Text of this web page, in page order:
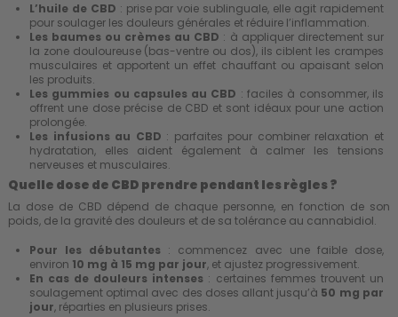
L’huile de CBD : prise par voie sublinguale, elle agit rapidement
pour soulager les douleurs générales et réduire l’inflammation.
Les baumes ou crèmes au CBD : à appliquer directement sur
la zone douloureuse (bas-ventre ou dos), ils ciblent les crampes
musculaires et apportent un effet chauffant ou apaisant selon
les produits.
Les gummies ou capsules au CBD : faciles à consommer, ils
offrent une dose précise de CBD et sont idéaux pour une action
prolongée.
Les infusions au CBD : parfaites pour combiner relaxation et
hydratation, elles aident également à calmer les tensions
nerveuses et musculaires.
Quelle dose de CBD prendre pendant les règles ?
La dose de CBD dépend de chaque personne, en fonction de son
poids, de la gravité des douleurs et de sa tolérance au cannabidiol.
Pour les débutantes : commencez avec une faible dose,
environ 10 mg à 15 mg par jour, et ajustez progressivement.
En cas de douleurs intenses : certaines femmes trouvent un
soulagement optimal avec des doses allant jusqu’à 50 mg par
jour, réparties en plusieurs prises.